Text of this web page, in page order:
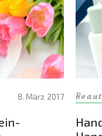
8. März 2017